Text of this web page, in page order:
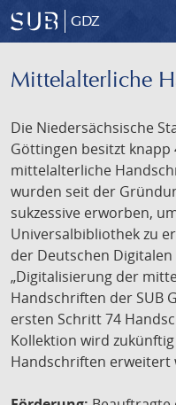
GDZ
Mittelalterliche
Die Niedersächsische
Göttingen besitzt knapp
mittelalterliche
wurden seit der
sukzessive erworben,
Universalbibliothek zu
der Deutschen
„Digitalisierung der
Handschriften der SUB
ersten Schritt 74
Kollektion wird
Handschriften erweitert